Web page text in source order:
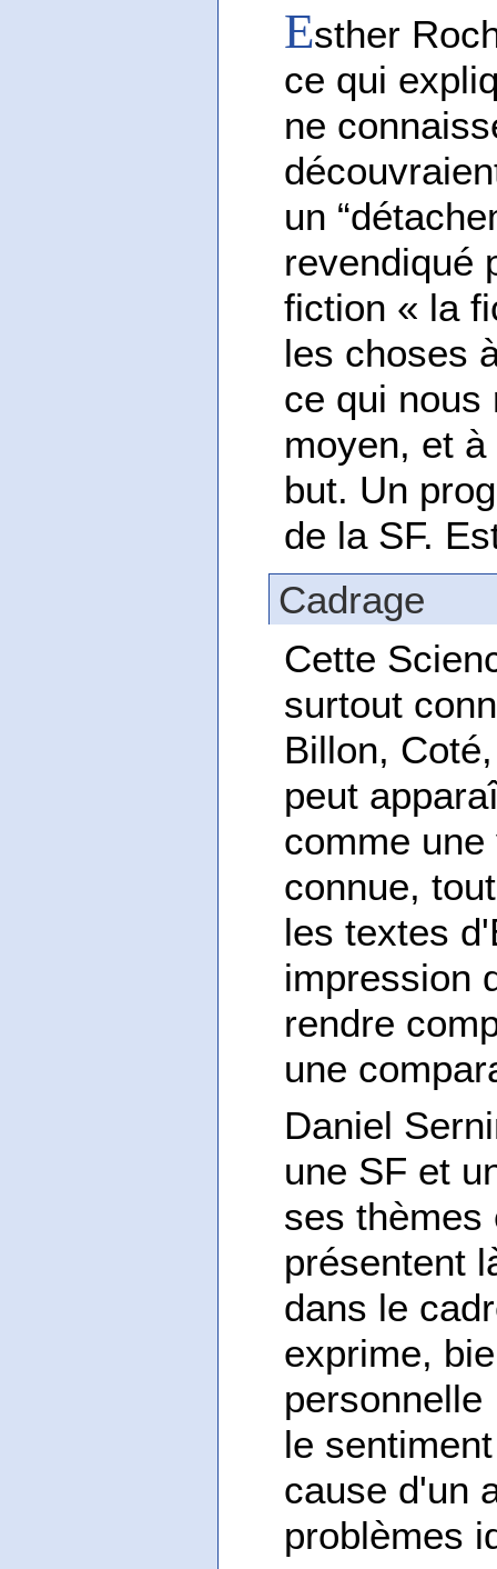
Esther
ce qui
ne
un
revendiqué
fiction « la
les choses
ce qui nous
moyen, et à
but. Un
de la SF.
Cadrage
Cette
surtout
Billon,
peut
comme
connue,
les textes
impression
rendre
une
Daniel
une SF et
ses thèmes
présentent
dans le
exprime,
le
cause d'un
problèmes